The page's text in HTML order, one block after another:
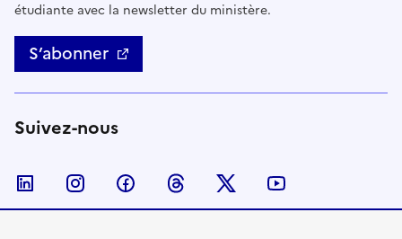
étudiante avec la newsletter du ministère.
S’abonner
Suivez-nous
Nous suivre sur LinkedIn
Nous suivre sur Instagram
Nous suivre sur Facebook
Nous suivre sur Threads
Nous suivre sur Twitter